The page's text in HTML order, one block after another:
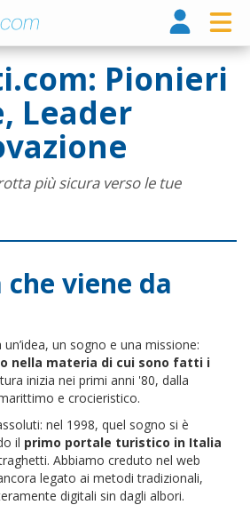
Pionieri
Leader
più sicura verso le tue
viene da
un sogno e una missione:
nella materia di cui sono fatti i
inizia nei primi anni '80, dalla
e crocieristico.
nel 1998, quel sogno si è
il primo portale turistico in Italia
Abbiamo creduto nel web
legato ai metodi tradizionali,
digitali sin dagli albori.